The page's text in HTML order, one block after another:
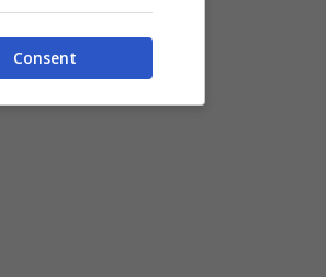
Consent